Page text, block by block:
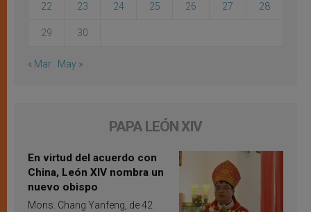
22 23 24 25 26 27 28
29 30
« Mar May »
PAPA LEÓN XIV
En virtud del acuerdo con
China, León XIV nombra un
nuevo obispo
Mons. Chang Yanfeng, de 42